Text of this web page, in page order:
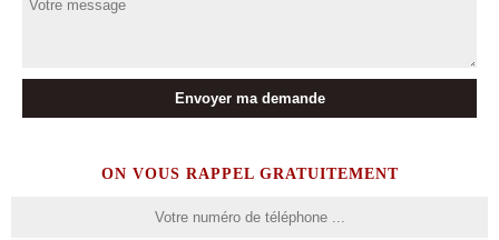
ON VOUS RAPPEL GRATUITEMENT